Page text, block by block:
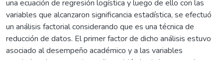
una ecuación de regresión logística y luego de ello con las
variables que alcanzaron significancia estadística, se efectuó
un análisis factorial considerando que es una técnica de
reducción de datos. El primer factor de dicho análisis estuvo
asociado al desempeño académico y a las variables